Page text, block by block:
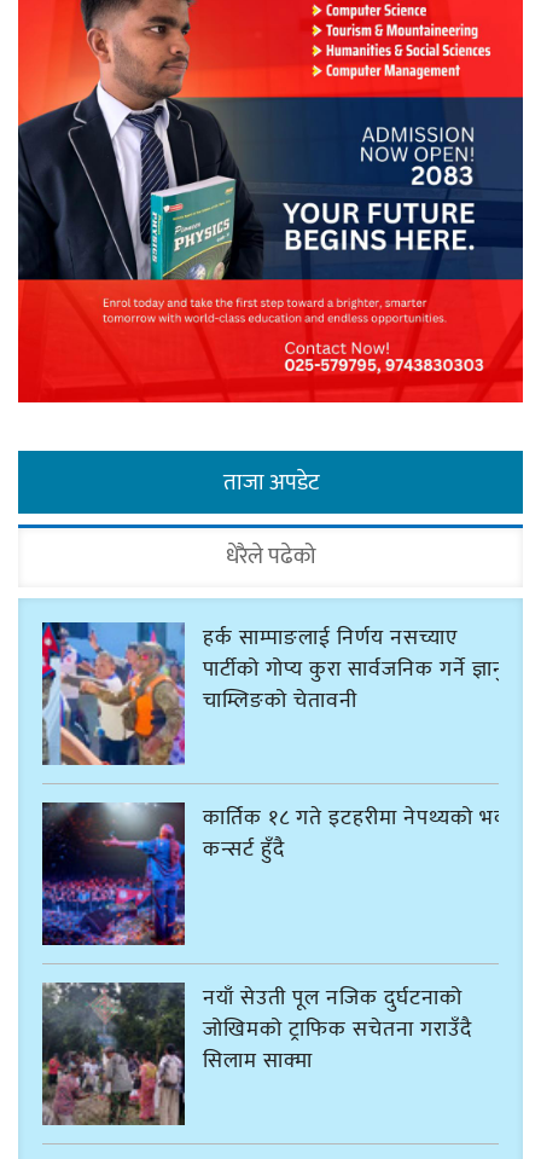
ताजा अपडेट
धेरैले पढेको
हर्क साम्पाङलाई निर्णय नसच्याए
पार्टीको गोप्य कुरा सार्वजनिक गर्ने ज्ञानु
चाम्लिङको चेतावनी
कार्तिक १८ गते इटहरीमा नेपथ्यको भव्य
कन्सर्ट हुँदै
नयाँ सेउती पूल नजिक दुर्घटनाको
जोखिमको ट्राफिक सचेतना गराउँदै
सिलाम साक्मा